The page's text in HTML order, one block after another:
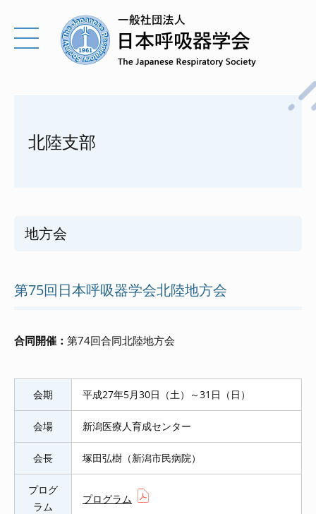
北陸支部
地方会
第75回日本呼吸器学会北陸地方会
合同開催： 第74回合同北陸地方会
会期 平成27年5月30日（土）～31日（日）
会場 新潟医療人育成センター
会長 塚田弘樹（新潟市民病院）
プログ
ラム
プログラム